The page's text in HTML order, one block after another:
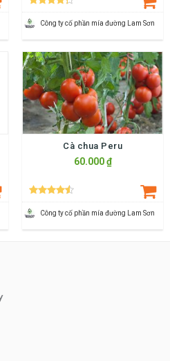
Công ty cố phần mía đường Lam Sơn
Cà chua Peru
60.000 ₫
Công ty cố phần mía đường Lam Sơn